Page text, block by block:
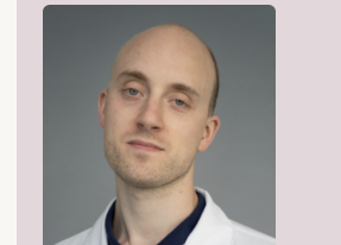
скидку -4000₽
курс «Эффективное общение с
пациентом» стоимостью 9900₽
— в подарок!
Заполнив анкету
предзаписи, вы
получите: